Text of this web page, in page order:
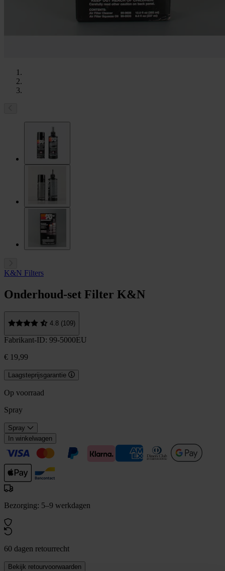
K&N Filters
Onderhoud-set Filter K&N
4.8 (109)
Fabrikant-ID: 99-5000EU
€ 19,99
Laagsteprijsgarantie
Op voorraad
Spray
Spray
In winkelwagen
Bezorging: 5–9 werkdagen
60 dagen retourrecht
Bekijk retourvoorwaarden